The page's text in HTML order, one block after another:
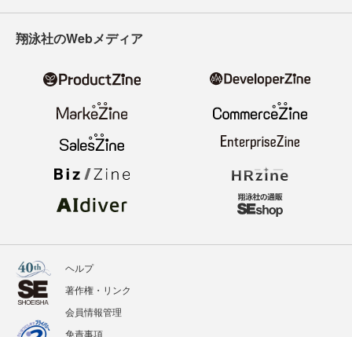
翔泳社のWebメディア
ヘルプ
著作権・リンク
会員情報管理
免責事項